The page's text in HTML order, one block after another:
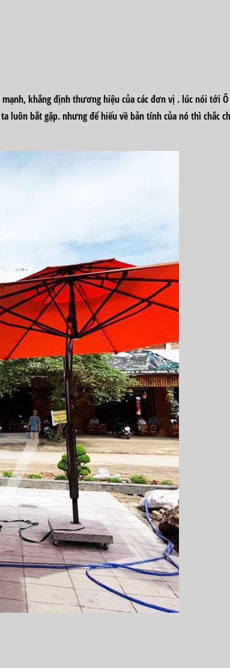
, khẳng định thươnghiệucủacácđơn vị . lúc nói tới
luôn bắt gặp. nhưngđể hiểu về bản tínhcủa nó thì chắc